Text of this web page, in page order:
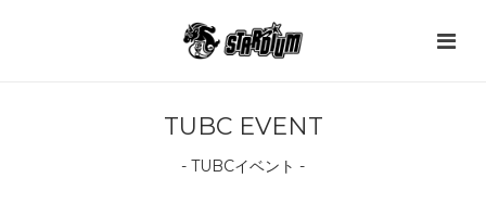
TUBC EVENT
- TUBCイベント -